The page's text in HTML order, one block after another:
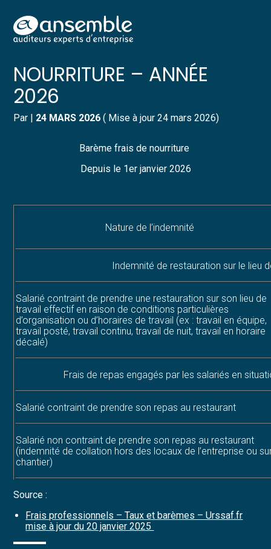
Aller
au
Créer et reprendre une activité
Gérer votre quotidien
Piloter votre entreprise
Développer votre entreprise
Construire votre patrimoine
Pilotez votre gestion
Suivre votre comptabilité
Gérer vos ressources humaines
Dématérialiser vos documents
BARÈME FRAIS DE
NOURRITURE – ANNÉE
2026
Par | 24 MARS 2026 ( Mise à jour 24 mars 2026)
Barème frais de nourriture
Depuis le 1er janvier 2026
Nature de l’indemnité
Indemnité de restauration sur le lieu
Salarié contraint de prendre une restauration sur son lieu de
travail effectif en raison de conditions particulières
d’organisation ou d’horaires de travail (ex : travail en équipe,
travail posté, travail continu, travail de nuit, travail en horaire
décalé)
Frais de repas engagés par les salariés en
Salarié contraint de prendre son repas au restaurant
Salarié non contraint de prendre son repas au restaurant
(indemnité de collation hors des locaux de l’entreprise ou
chantier)
Source :
Frais professionnels – Taux et barèmes – Urssaf.fr
mise à jour du 20 janvier 2025